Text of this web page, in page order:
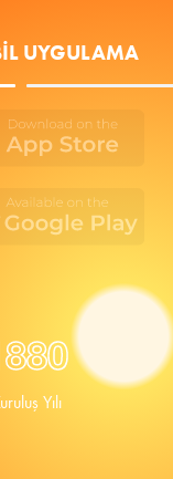
UYGULAMA
880
Yılı